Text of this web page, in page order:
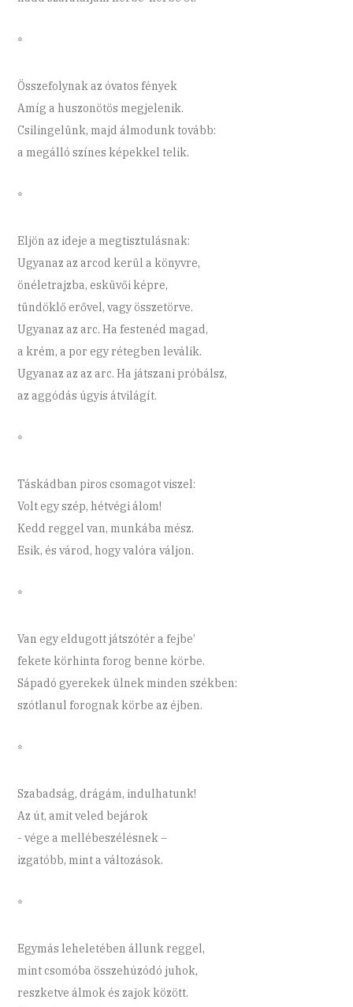
*
Összefolynak az óvatos fények
Amíg a huszonötös megjelenik.
Csilingelünk, majd álmodunk tovább:
a megálló színes képekkel telik.
*
Eljön az ideje a megtisztulásnak:
Ugyanaz az arcod kerül a könyvre,
önéletrajzba, esküvői képre,
tündöklő erővel, vagy összetörve.
Ugyanaz az arc. Ha festenéd magad,
a krém, a por egy rétegben leválik.
Ugyanaz az az arc. Ha játszani próbálsz,
az aggódás úgyis átvilágít.
*
Táskádban piros csomagot viszel:
Volt egy szép, hétvégi álom!
Kedd reggel van, munkába mész.
Esik, és várod, hogy valóra váljon.
*
Van egy eldugott játszótér a fejbe’
fekete körhinta forog benne körbe.
Sápadó gyerekek ülnek minden székben:
szótlanul forognak körbe az éjben.
*
Szabadság, drágám, indulhatunk!
Az út, amit veled bejárok
- vége a mellébeszélésnek –
izgatóbb, mint a változások.
*
Egymás leheletében állunk reggel,
mint csomóba összehúzódó juhok,
reszketve álmok és zajok között.